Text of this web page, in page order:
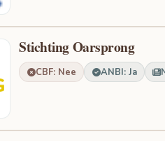
Stichting Oarsprong
CBF: Nee ANBI: Ja